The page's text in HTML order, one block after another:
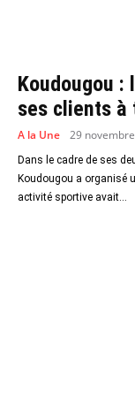
Koudougou :
ses clients
A la Une 29
Dans le cadre de ses
Koudougou a organisé
activité sportive avait...